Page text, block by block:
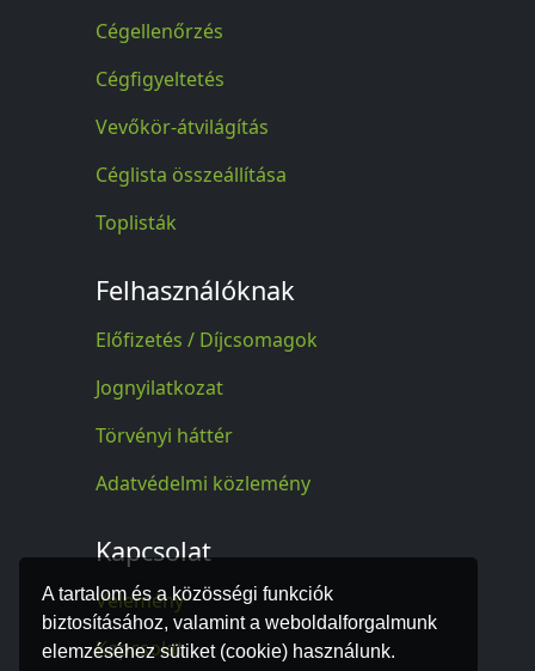
A tartalom és a közösségi funkciók
biztosításához, valamint a weboldalforgalmunk
elemzéséhez sütiket (cookie) használunk.
Cégellenőrzés
Cégfigyeltetés
Vevőkör-átvilágítás
Céglista összeállítása
Toplisták
Felhasználóknak
Előfizetés / Díjcsomagok
Jognyilatkozat
Törvényi háttér
Adatvédelmi közlemény
Kapcsolat
Vélemény
Kapcsolat